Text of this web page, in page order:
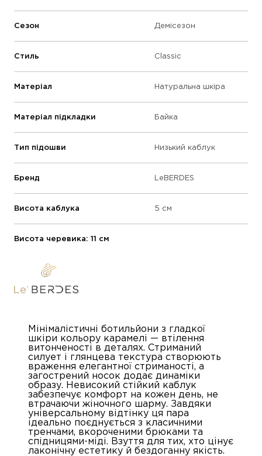
Сезон Демісезон
Стиль Classic
Матеріал Натуральна шкіра
Матеріал підкладки Байка
Тип підошви Низький каблук
Бренд LeBERDES
Висота каблука 5 см
Висота черевика: 11 см
Мінімалістичні ботильйони з гладкої
шкіри кольору карамелі — втілення
витонченості в деталях. Стриманий
силует і глянцева текстура створюють
враження елегантної стриманості, а
загострений носок додає динаміки
образу. Невисокий стійкий каблук
забезпечує комфорт на кожен день, не
втрачаючи жіночного шарму. Завдяки
універсальному відтінку ця пара
ідеально поєднується з класичними
тренчами, вкороченими брюками та
спідницями-міді. Взуття для тих, хто цінує
лаконічну естетику й бездоганну якість.